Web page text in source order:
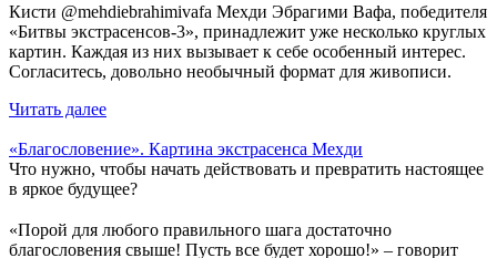
Кисти @mehdiebrahimivafa Мехди Эбрагими Вафа, победителя
«Битвы экстрасенсов-3», принадлежит уже несколько круглых
картин. Каждая из них вызывает к себе особенный интерес.
Согласитесь, довольно необычный формат для живописи.
Читать далее
«Благословение». Картина экстрасенса Мехди
Что нужно, чтобы начать действовать и превратить настоящее
в яркое будущее?
«Порой для любого правильного шага достаточно
благословения свыше! Пусть все будет хорошо!» – говорит